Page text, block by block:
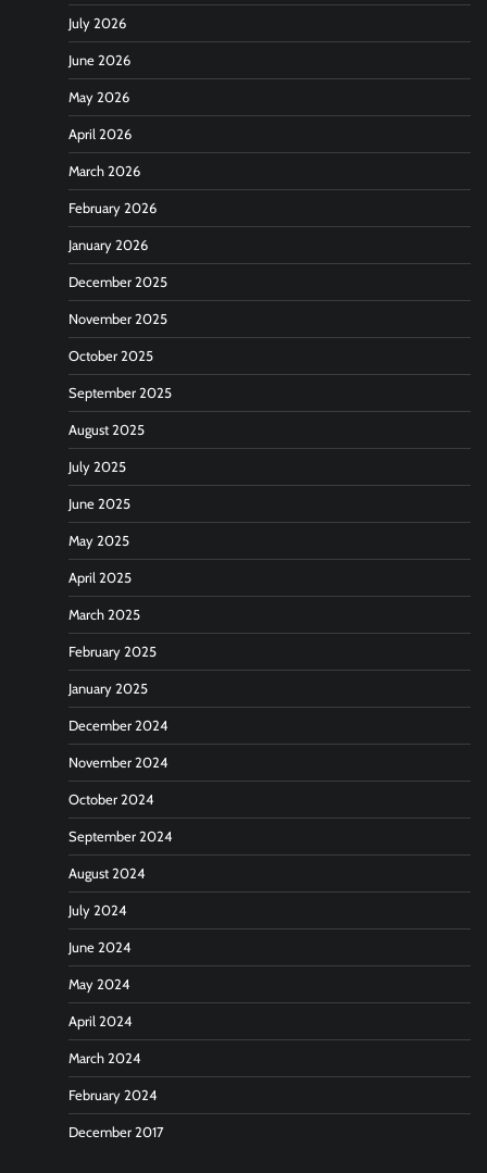
July 2026
June 2026
May 2026
April 2026
March 2026
February 2026
January 2026
December 2025
November 2025
October 2025
September 2025
August 2025
July 2025
June 2025
May 2025
April 2025
March 2025
February 2025
January 2025
December 2024
November 2024
October 2024
September 2024
August 2024
July 2024
June 2024
May 2024
April 2024
March 2024
February 2024
December 2017